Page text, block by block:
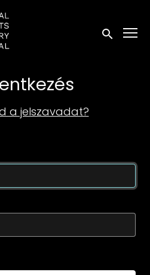
linkek
Keresés
a jelszavadat?